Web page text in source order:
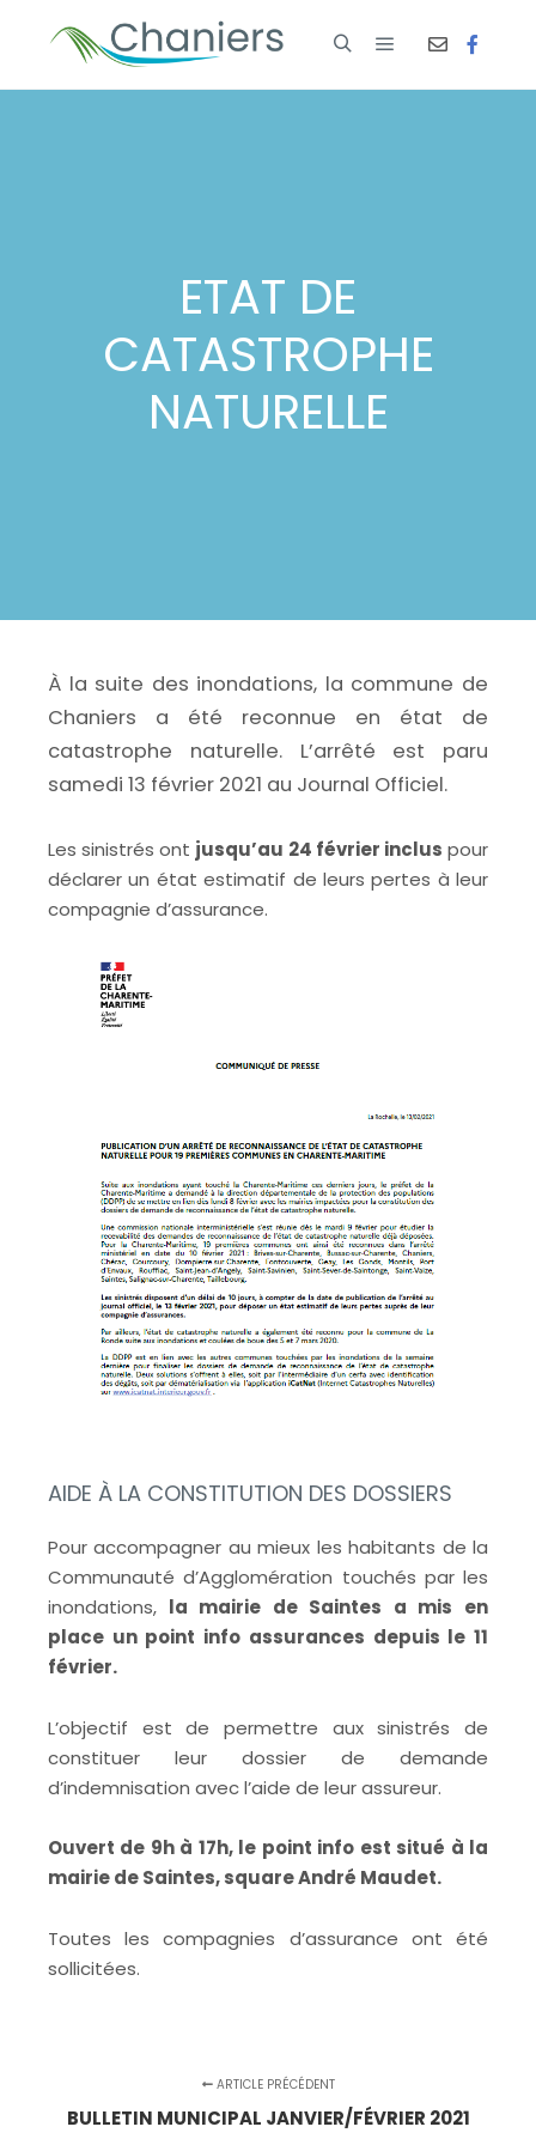
ETAT DE
CATASTROPHE
NATURELLE
À la suite des inondations, la commune de
Chaniers a été reconnue en état de
catastrophe naturelle. L’arrêté est paru
samedi 13 février 2021 au Journal Officiel.
Les sinistrés ont jusqu’au 24 février inclus pour
déclarer un état estimatif de leurs pertes à leur
compagnie d’assurance.
AIDE À LA CONSTITUTION DES DOSSIERS
Pour accompagner au mieux les habitants de la
Communauté d’Agglomération touchés par les
inondations, la mairie de Saintes a mis en
place un point info assurances depuis le 11
février.
L’objectif est de permettre aux sinistrés de
constituer leur dossier de demande
d’indemnisation avec l’aide de leur assureur.
Ouvert de 9h à 17h, le point info est situé à la
mairie de Saintes, square André Maudet.
Toutes les compagnies d’assurance ont été
sollicitées.
ARTICLE PRÉCÉDENT
BULLETIN MUNICIPAL JANVIER/FÉVRIER 2021